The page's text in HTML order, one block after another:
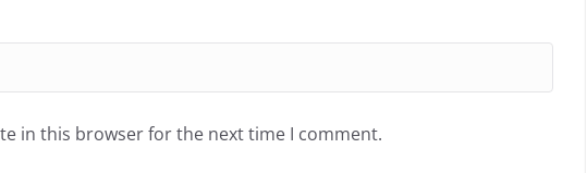
in this browser for the next time I comment.